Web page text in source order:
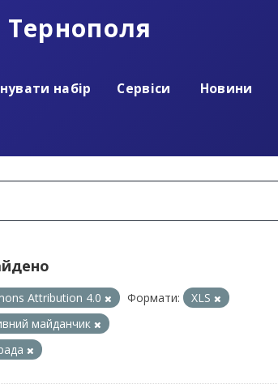
набір Сервіси Новини
Attribution 4.0 Формати:
XLS
майданчик